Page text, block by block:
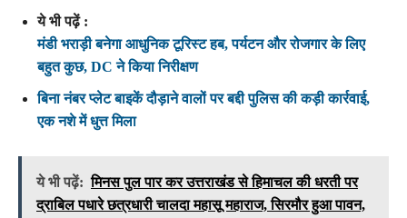
ये भी पढ़ें :
मंडी भराड़ी बनेगा आधुनिक टूरिस्ट हब, पर्यटन और रोजगार के लिए
बहुत कुछ, DC ने किया निरीक्षण
बिना नंबर प्लेट बाइकें दौड़ाने वालों पर बद्दी पुलिस की कड़ी कार्रवाई,
एक नशे में धुत्त मिला
ये भी पढ़ें: मिनस पुल पार कर उत्तराखंड से हिमाचल की धरती पर
द्राबिल पधारे छत्रधारी चालदा महासू महाराज, सिरमौर हुआ पावन,